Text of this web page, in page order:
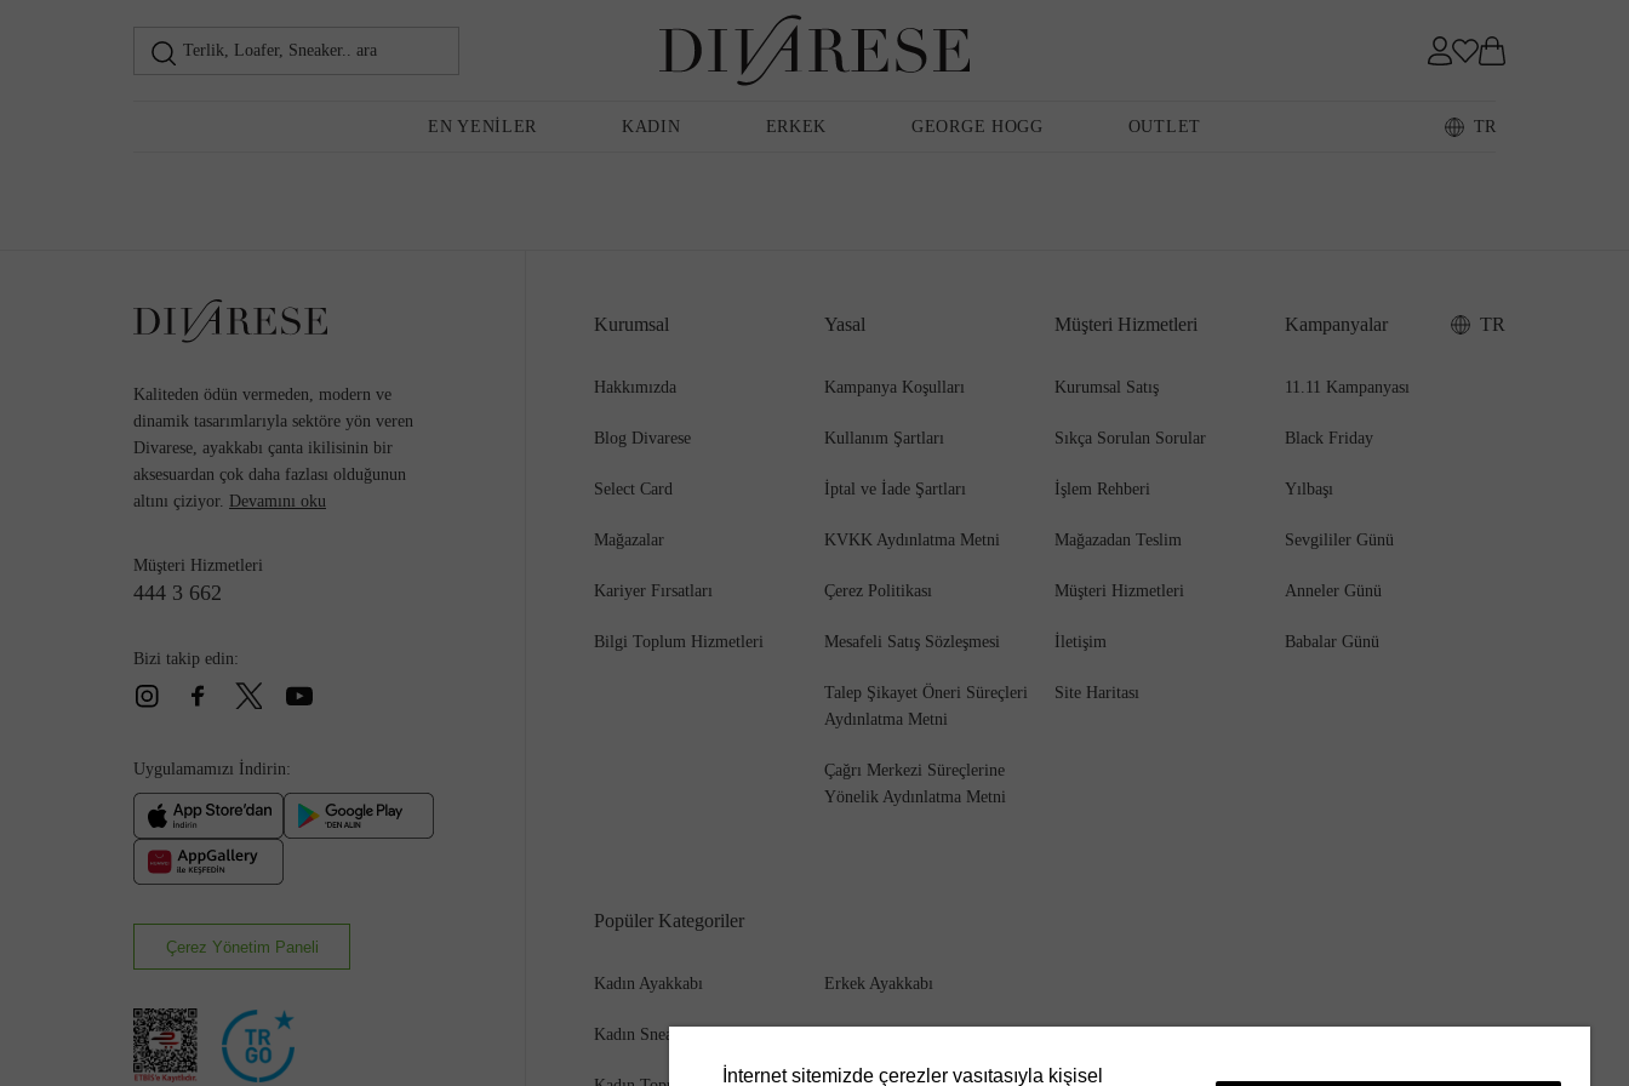
Terlik, Loafer, Sneaker.. ara
EN YENILER KADIN
Babet Espadril
ERKEK
Sneaker Terlik Espadril
GEORGE HOGG OUTLET TR
Kaliteden ödün vermeden, modern ve
dinamik tasarımlarıyla sektöre yön veren
Divarese, ayakkabı çanta ikilisinin bir
aksesuardan çok daha fazlası olduğunun
altını çiziyor. Devamını oku
Müşteri Hizmetleri
444 3 662
Bizi takip edin:
Uygulamamızı İndirin:
Çerez Yönetim Paneli
Kurumsal
Hakkımızda
Blog Divarese
Select Card
Mağazalar
Kariyer Fırsatları
Bilgi Toplum Hizmetleri
Yasal
Kampanya Koşulları
Kullanım Şartları
İptal ve İade Şartları
KVKK Aydınlatma Metni
Çerez Politikası
Mesafeli Satış Sözleşmesi
Talep Şikayet Öneri Süreçleri
Aydınlatma Metni
Çağrı Merkezi Süreçlerine
Yönelik Aydınlatma Metni
Müşteri Hizmetleri
Kurumsal Satış
Sıkça Sorulan Sorular
İşlem Rehberi
Mağazadan Teslim
Müşteri Hizmetleri
İletişim
Site Haritası
Kampanyalar
11.11 Kampanyası
Black Friday
Yılbaşı
Sevgililer Günü
Anneler Günü
Babalar Günü
Popüler Kategoriler
Kadın Ayakkabı
Kadın Sneaker
Erkek Ayakkabı
TR
İnternet sitemizde çerezler vasıtasıyla kişisel